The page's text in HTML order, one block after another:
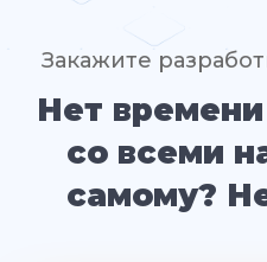
Закажите
Нет
со всеми
самому?